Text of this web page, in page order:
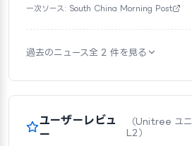
一次ソース: South China Morning Post
過去のニュース全 2 件を見る
ユーザーレビュ
ー
（Unitree ユ
L2）